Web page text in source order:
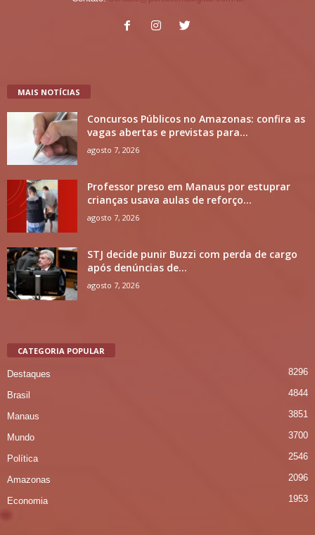
MAIS NOTÍCIAS
Concursos Públicos no Amazonas: confira as
vagas abertas e previstas para...
agosto 7, 2026
Professor preso em Manaus por estuprar
crianças usava aulas de reforço...
agosto 7, 2026
STJ decide punir Buzzi com perda de cargo
após denúncias de...
agosto 7, 2026
CATEGORIA POPULAR
Destaques 8296
Brasil 4844
Manaus 3851
Mundo 3700
Política 2546
Amazonas 2096
Economia 1953